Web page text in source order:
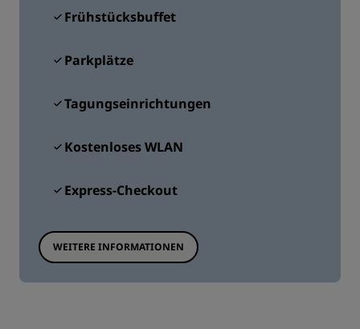
Frühstücksbuffet
Parkplätze
Tagungseinrichtungen
Kostenloses WLAN
Express-Checkout
WEITERE INFORMATIONEN